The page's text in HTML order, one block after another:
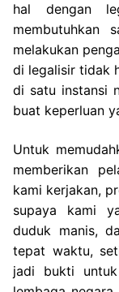
hal dengan
membutuhkan
melakukan
di legalisir tidak
di satu instansi
buat keperluan
Untuk
memberikan
kami kerjakan,
supaya kami
duduk manis,
tepat waktu,
jadi bukti